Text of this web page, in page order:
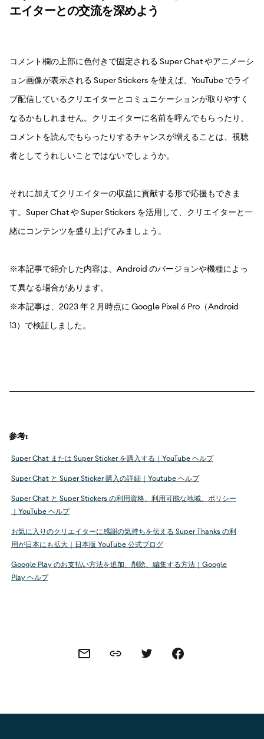
エイターとの交流を深めよう
コメント欄の上部に色付きで固定される Super Chat やアニメーシ
ョン画像が表示される Super Stickers を使えば、YouTube でライ
ブ配信しているクリエイターとコミュニケーションが取りやすく
なるかもしれません。クリエイターに名前を呼んでもらったり、
コメントを読んでもらったりするチャンスが増えることは、視聴
者としてうれしいことではないでしょうか。
それに加えてクリエイターの収益に貢献する形で応援もできま
す。Super Chat や Super Stickers を活用して、クリエイターと一
緒にコンテンツを盛り上げてみましょう。
※本記事で紹介した内容は、Android のバージョンや機種によっ
て異なる場合があります。
※本記事は、2023 年 2 月時点に Google Pixel 6 Pro（Android
13）で検証しました。
参考:
Super Chat または Super Sticker を購入する｜YouTube ヘルプ
Super Chat と Super Sticker 購入の詳細｜Youtube ヘルプ
Super Chat と Super Stickers の利用資格、利用可能な地域、ポリシー
｜YouTube ヘルプ
お気に入りのクリエイターに感謝の気持ちを伝える Super Thanks の利
用が日本にも拡大｜日本版 YouTube 公式ブログ
Google Play のお支払い方法を追加、削除、編集する方法｜Google
Play ヘルプ
Share this via email
Share this linkShare this via Twitter
Share this on Facebook